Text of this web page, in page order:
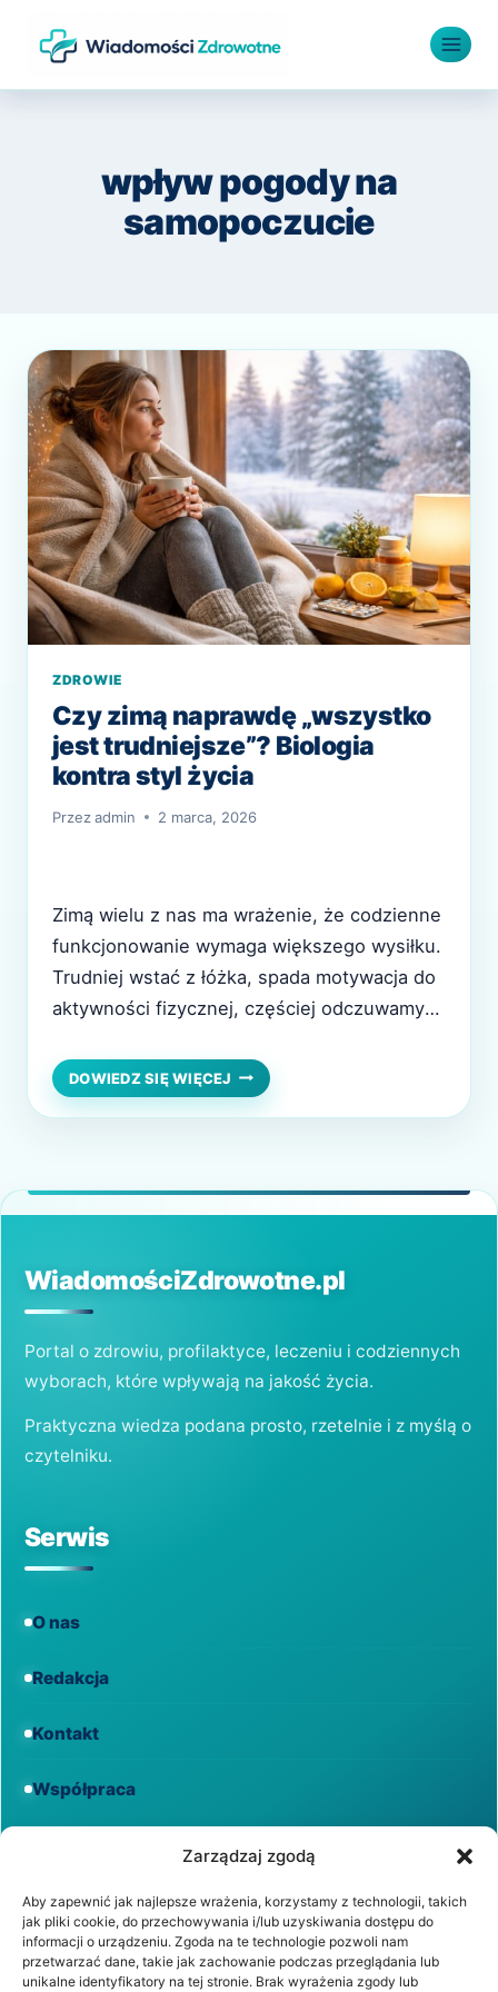
Zarządzaj zgodą
Aby zapewnić jak najlepsze wrażenia, korzystamy z technologii, takich
jak pliki cookie, do przechowywania i/lub uzyskiwania dostępu do
informacji o urządzeniu. Zgoda na te technologie pozwoli nam
przetwarzać dane, takie jak zachowanie podczas przeglądania lub
unikalne identyfikatory na tej stronie. Brak wyrażenia zgody lub
wpływ pogody na
samopoczucie
ZDROWIE
Czy zimą naprawdę „wszystko
jest trudniejsze”? Biologia
kontra styl życia
Przezadmin 2 marca, 2026
Zimą wielu z nas ma wrażenie, że codzienne
funkcjonowanie wymaga większego wysiłku.
Trudniej wstać z łóżka, spada motywacja do
aktywności fizycznej, częściej odczuwamy
rzeczywiście zimą „wszystko jest
trudniejsze”, czy to raczej efekt stylu życia i
funkcjonujemy. Z perspektywy zdrowia…
DOWIEDZ SIĘ WIĘCEJ CZY
ZIMĄ
NAPRAWDĘ
ŻYCIA
WiadomościZdrowotne.pl
Portal o zdrowiu, profilaktyce, leczeniu i codziennych
wyborach, które wpływają na jakość życia.
Praktyczna wiedza podana prosto, rzetelnie i z myślą o
czytelniku.
Serwis
O nas
Redakcja
Kontakt
Współpraca
Regulamin